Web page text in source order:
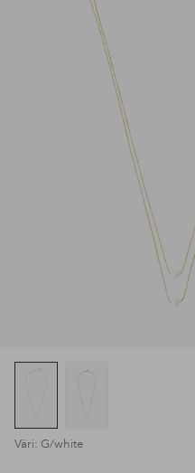
Väri: G/white